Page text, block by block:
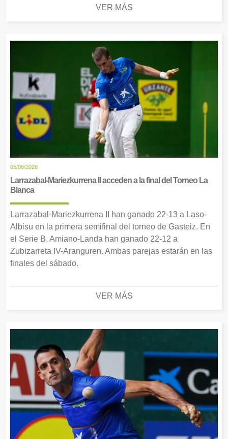
VER MÁS
05/08/2026
Larrazabal-Mariezkurrena II acceden a la final del Torneo La
Blanca
Larrazabal-Mariezkurrena II han ganado 22-13 a Laso-
Albisu en la primera semifinal del torneo de Gasteiz. En
el Serie B, Amiano-Landa han ganado 22-12 a
Zubizarreta IV-Aranguren. Ambas parejas estarán en las
finales del sábado.
VER MÁS